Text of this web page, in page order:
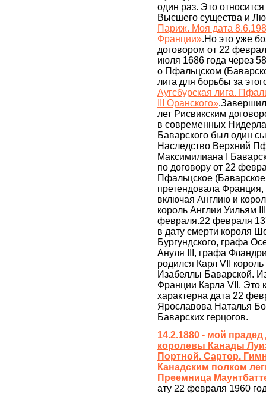
один раз. Это
Высшего существа и
Париж. Моя дата
Франции».Но это уже
договором от 22
июля 1686 года через
о Пфальцском
лига для борьбы за
Аугсбурская лига.
III Оранского»
лет Рисвикским
в современных
Баварского был один
Наследство Верхний
Максимилиана I
по договору от 22
Пфальцское
претендовала Франция,
включая Англию и
король Англии Уильям
февраля.22 февраля
в дату смерти короля
Бургундского, графа
Ануля III, графа
родился Карл VII
Изабеллы Баварской.
Франции Карла VII. Это
характерна дата 22
Ярославова Наталья
Баварских герцогов.
14.2.1880 - мой
королевы Канады
Портной. Сартор.
Канадским полком
Преемница
ату 22 февраля 1960